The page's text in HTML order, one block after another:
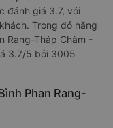
đánh giá 3.7, với
Trong đó hãng
Rang-Tháp Chàm -
3.7/5 bởi 3005
Phan Rang-